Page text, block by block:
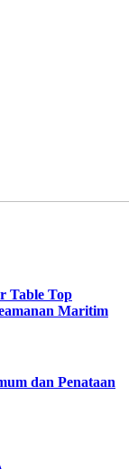
Table Top
Maritim
dan Penataan